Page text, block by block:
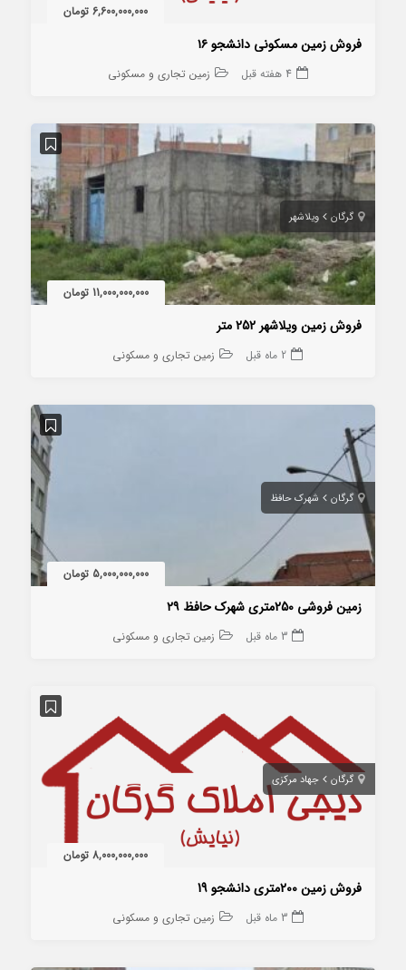
6,600,000,000 تومان
فروش زمین مسکونی دانشجو ۱۶
4 هفته قبل زمین تجاری و مسکونی
گرگان ویلاشهر
11,000,000,000 تومان
فروش زمین ویلاشهر 252 متر
2 ماه قبل زمین تجاری و مسکونی
گرگان شهرک حافظ
5,000,000,000 تومان
زمین فروشی 250متری شهرک حافظ ۲۹
3 ماه قبل زمین تجاری و مسکونی
گرگان جهاد مرکزی
8,000,000,000 تومان
فروش زمین 200متری دانشجو 19
3 ماه قبل زمین تجاری و مسکونی